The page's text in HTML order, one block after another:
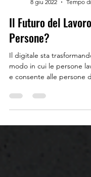
8 giu 2022
Tempo
Il Futuro del
Persone?
Il digitale sta
modo in cui le persone
e consente alle persone